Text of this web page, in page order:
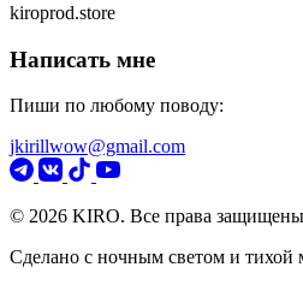
kiroprod.store
Написать мне
Пиши по любому поводу:
jkirillwow@gmail.com
© 2026 KIRO. Все права
Сделано с ночным светом и тихой